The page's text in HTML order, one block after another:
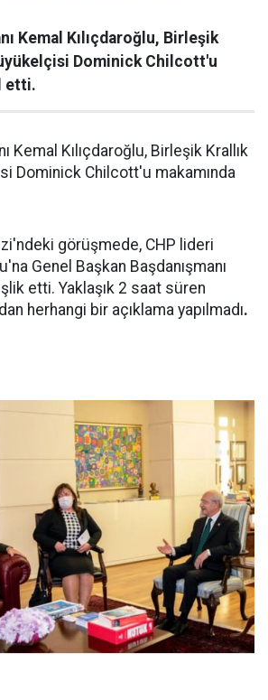
Kemal Kılıçdaroğlu, Birleşik
Dominick Chilcott'u
etti.
Kemal Kılıçdaroğlu, Birleşik Krallık
Dominick Chilcott'u makamında
görüşmede, CHP lideri
Genel Başkan Başdanışmanı
etti. Yaklaşık 2 saat süren
herhangi bir açıklama yapılmadı.